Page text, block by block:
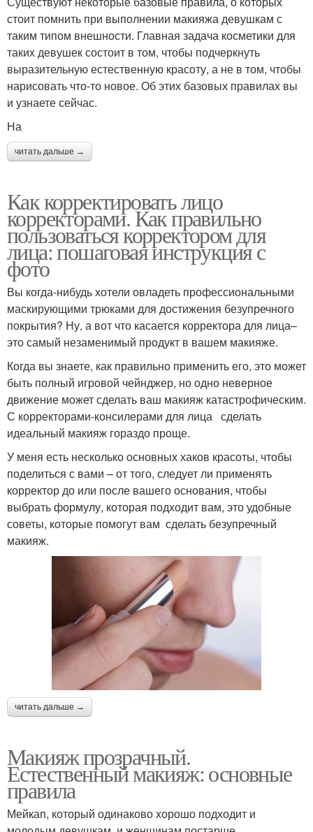
стоит помнить при выполнении макияжа девушкам с
таким типом внешности. Главная задача косметики для
таких девушек состоит в том, чтобы подчеркнуть
выразительную естественную красоту, а не в том, чтобы
нарисовать что-то новое. Об этих базовых правилах вы
и узнаете сейчас.
На
читать дальше →
Как корректировать лицо
корректорами. Как правильно
пользоваться корректором для
лица: пошаговая инструкция с
фото
Вы когда-нибудь хотели овладеть профессиональными
маскирующими трюками для достижения безупречного
покрытия? Ну, а вот что касается корректора для лица–
это самый незаменимый продукт в вашем макияже.
Когда вы знаете, как правильно применить его, это может
быть полный игровой чейнджер, но одно неверное
движение может сделать ваш макияж катастрофическим.
С корректорами-консилерами для лица сделать
идеальный макияж гораздо проще.
У меня есть несколько основных хаков красоты, чтобы
поделиться с вами – от того, следует ли применять
корректор до или после вашего основания, чтобы
выбрать формулу, которая подходит вам, это удобные
советы, которые помогут вам сделать безупречный
макияж.
читать дальше →
Макияж прозрачный.
Естественный макияж: основные
правила
Мейкап, который одинаково хорошо подходит и